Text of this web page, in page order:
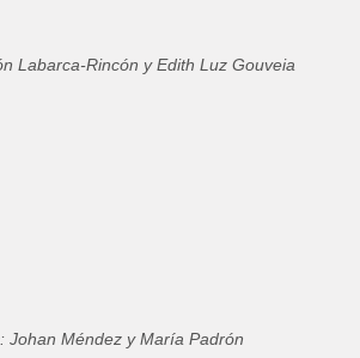
Labarca-Rincón y Edith Luz Gouveia
Johan Méndez y María Padrón